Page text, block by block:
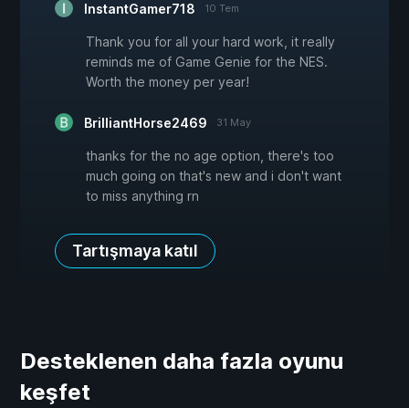
InstantGamer718 10 Tem
Thank you for all your hard work, it really
reminds me of Game Genie for the NES.
Worth the money per year!
BrilliantHorse2469 31 May
thanks for the no age option, there's too
much going on that's new and i don't want
to miss anything rn
Tartışmaya katıl
Desteklenen daha fazla oyunu
keşfet